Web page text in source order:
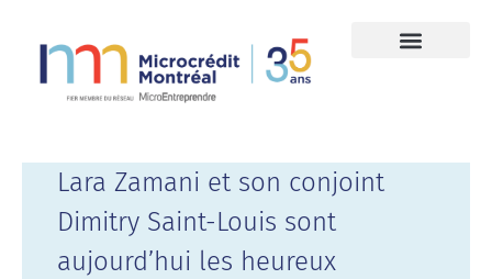
Lara Zamani et son conjoint
Dimitry Saint-Louis sont
aujourd’hui les heureux